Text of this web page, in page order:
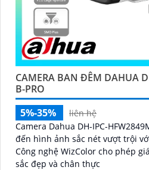
CAMERA BAN ĐÊM DAHUA
B-PRO
5%-35%
liên hệ
Camera Dahua DH-IPC-
đến hình ảnh sắc nét vượt trội
Công nghệ WizColor cho phép
sắc đẹp và chân thực